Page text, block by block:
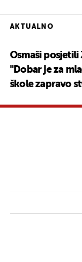
AKTUALNO
Osmaši
"Dobar je za
škole zapravo